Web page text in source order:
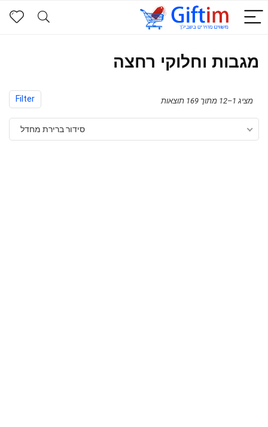
מגבות וחלוקי רחצה
Filter מציג 1–12 מתוך 169 תוצאות
סידור ברירת מחדל